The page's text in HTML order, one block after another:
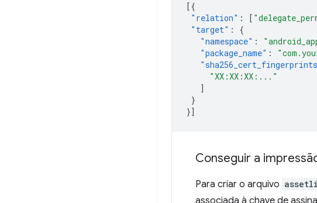
[{
"relation" : [
"target" :
{
"namespace" :
"package_name" :
"XX:XX:XX:..."
]
}
}]
Conseguir a
Para criar o arquivo
associada à chave de